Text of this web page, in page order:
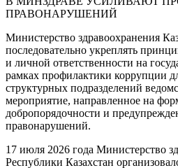
ПРАВОНАРУШЕНИЙ
Министерство здравоохранения
последовательно укреплять
и личной ответственности на
рамках профилактики коррупции
структурных подразделений
мероприятие, направленное на
добропорядочности и
правонарушений.
17 июля 2026 года Министерство
Республики Казахстан